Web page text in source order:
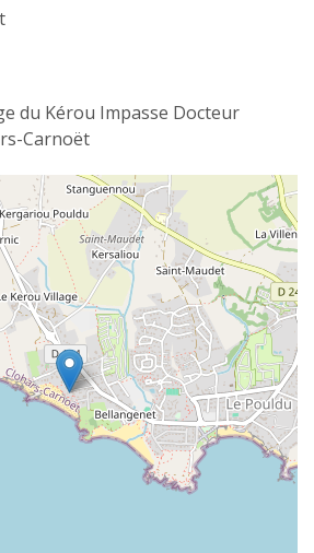
du Kérou Impasse Docteur
Carnoët